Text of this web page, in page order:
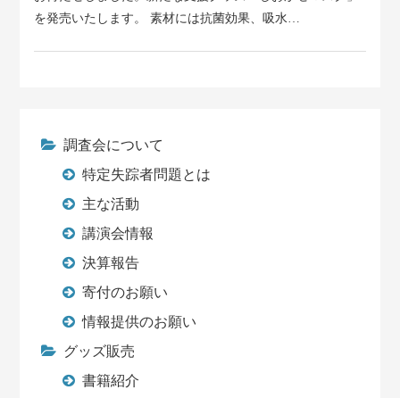
を発売いたします。 素材には抗菌効果、吸水…
調査会について
特定失踪者問題とは
主な活動
講演会情報
決算報告
寄付のお願い
情報提供のお願い
グッズ販売
書籍紹介